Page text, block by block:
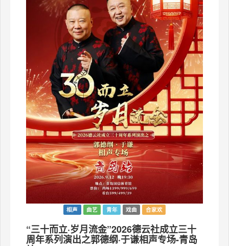
相声 曲艺 青年 戏曲 合家欢
“三十而立·岁月流金”2026德云社成立三十
周年系列演出之郭德纲·于谦相声专场-青岛